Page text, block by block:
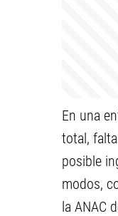
En una
total,
posible
modos,
la ANAC